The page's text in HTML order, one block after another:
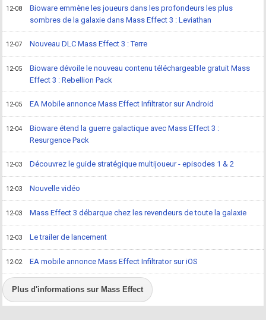
12-08
Bioware emmène les joueurs dans les profondeurs les plus
sombres de la galaxie dans Mass Effect 3 : Leviathan
12-07 Nouveau DLC Mass Effect 3 : Terre
12-05
Bioware dévoile le nouveau contenu téléchargeable gratuit Mass
Effect 3 : Rebellion Pack
12-05 EA Mobile annonce Mass Effect Infiltrator sur Android
12-04
Bioware étend la guerre galactique avec Mass Effect 3 :
Resurgence Pack
12-03 Découvrez le guide stratégique multijoueur - episodes 1 & 2
12-03 Nouvelle vidéo
12-03 Mass Effect 3 débarque chez les revendeurs de toute la galaxie
12-03 Le trailer de lancement
12-02 EA mobile annonce Mass Effect Infiltrator sur iOS
Plus d'informations sur Mass Effect